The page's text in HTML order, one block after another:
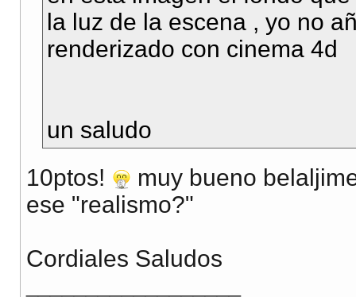
la luz de la escena , yo no
renderizado con cinema 4d
un saludo
10ptos!
muy bueno
ese "realismo?"
Cordiales Saludos